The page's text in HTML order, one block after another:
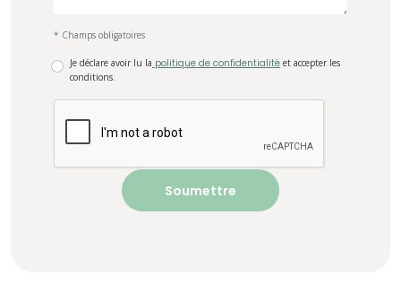
* Champs obligatoires
Je déclare avoir lu la politique de confidentialité et accepter les
conditions.